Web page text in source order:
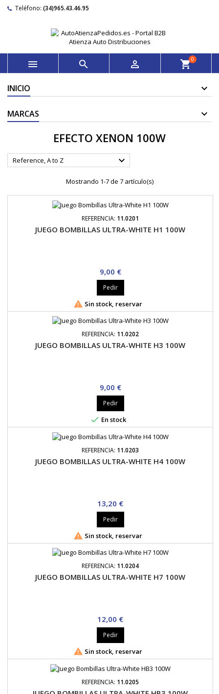
Teléfono: (34)965.43.46.95
   shopping_cart0
INICIO
MARCAS
EFECTO XENON 100W
Reference, A to Z 
Mostrando 1-7 de 7 artículo(s)
REFERENCIA: 11.0201
JUEGO BOMBILLAS ULTRA-WHITE H1 100W
Precio
9,00 €
Pedir
 Sin stock, reservar
REFERENCIA: 11.0202
JUEGO BOMBILLAS ULTRA-WHITE H3 100W
Precio
9,00 €
Pedir
 En stock
REFERENCIA: 11.0203
JUEGO BOMBILLAS ULTRA-WHITE H4 100W
Precio
13,20 €
Pedir
 Sin stock, reservar
REFERENCIA: 11.0204
JUEGO BOMBILLAS ULTRA-WHITE H7 100W
Precio
12,00 €
Pedir
 Sin stock, reservar
REFERENCIA: 11.0205